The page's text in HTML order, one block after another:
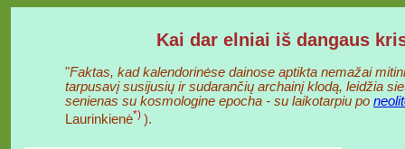
Kai dar elniai iš dangaus
"Faktas, kad kalendorinėse dainose aptikta nemažai
tarpusavį susijusių ir sudarančių archainį klodą, leidžia
senienas su kosmologine epocha - su laikotarpiu po
Laurinkienė*) ).